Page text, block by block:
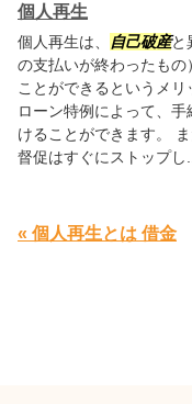
個人再生
個人再生は、 自己破産と
の支払いが終わったも
ことができるというメ
ローン特例によって、
けることができます。
督促はすぐにストップし...
« 個人再生とは 借金